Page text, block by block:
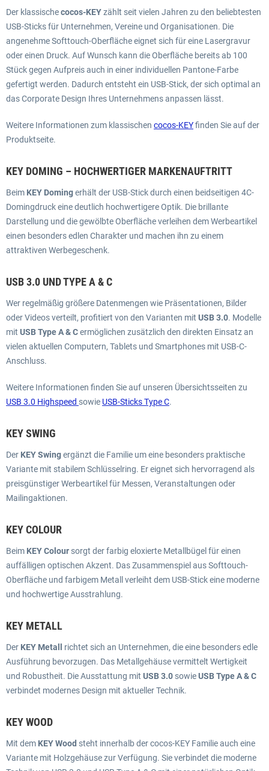
Der klassischecocos-KEYzählt seit vielen Jahren zu den beliebtesten
USB-Sticks für Unternehmen, Vereine und Organisationen. Die
angenehme Softtouch-Oberfläche eignet sich für eine Lasergravur
oder einen Druck. Auf Wunsch kann die Oberfläche bereits ab 100
Stück gegen Aufpreis auch in einer individuellen Pantone-Farbe
gefertigt werden. Dadurch entsteht ein USB-Stick, der sich optimal an
das Corporate Design Ihres Unternehmens anpassen lässt.
Weitere Informationen zum klassischen cocos-KEYfinden Sie auf der
Produktseite.
KEY DOMING – HOCHWERTIGER MARKENAUFTRITT
Beim KEY Domingerhält der USB-Stick durch einen beidseitigen 4C-
Domingdruck eine deutlich hochwertigere Optik. Die brillante
Darstellung und die gewölbte Oberfläche verleihen dem Werbeartikel
einen besonders edlen Charakter und machen ihn zu einem
attraktiven Werbegeschenk.
USB 3.0 UND TYPE A & C
Wer regelmäßig größere Datenmengen wie Präsentationen, Bilder
oder Videos verteilt, profitiert von den Varianten mit USB 3.0. Modelle
mit USB Type A & Cermöglichen zusätzlich den direkten Einsatz an
vielen aktuellen Computern, Tablets und Smartphones mit USB-C-
Anschluss.
Weitere Informationen finden Sie auf unseren Übersichtsseiten zu
USB 3.0 Highspeed sowie USB-Sticks Type C.
KEY SWING
Der KEY Swingergänzt die Familie um eine besonders praktische
Variante mit stabilem Schlüsselring. Er eignet sich hervorragend als
preisgünstiger Werbeartikel für Messen, Veranstaltungen oder
Mailingaktionen.
KEY COLOUR
Beim KEY Colour sorgt der farbig eloxierte Metallbügel für einen
auffälligen optischen Akzent. Das Zusammenspiel aus Softtouch-
Oberfläche und farbigem Metall verleiht dem USB-Stick eine moderne
und hochwertige Ausstrahlung.
KEY METALL
Der KEY Metall
richtet sich an Unternehmen, die eine besonders edle
Ausführung bevorzugen. Das Metallgehäuse vermittelt Wertigkeit
und Robustheit. Die Ausstattung mit USB 3.0 sowieUSB Type A & C
verbindet modernes Design mit aktueller Technik.
KEY WOOD
Mit dem KEY Wood steht innerhalb der cocos-KEY Familie auch eine
Variante mit Holzgehäuse zur Verfügung. Sie verbindet die moderne